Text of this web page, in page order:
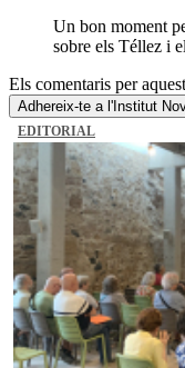
Un bon moment
sobre els Téllez i
Els comentaris per
Adhereix-te a l'Institut
EDITORIAL